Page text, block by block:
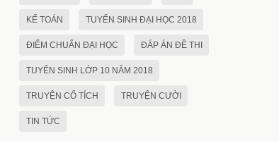
KẾ TOÁN TUYỂN SINH ĐẠI HỌC 2018
ĐIỂM CHUẨN ĐẠI HỌC ĐÁP ÁN ĐỀ THI
TUYỂN SINH LỚP 10 NĂM 2018
TRUYỆN CỔ TÍCH TRUYỆN CƯỜI
TIN TỨC